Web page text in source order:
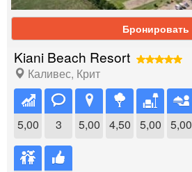
Бронировать
Kiani Beach Resort
Каливес, Крит
5,00 3 5,00 4,50 5,00 5,00